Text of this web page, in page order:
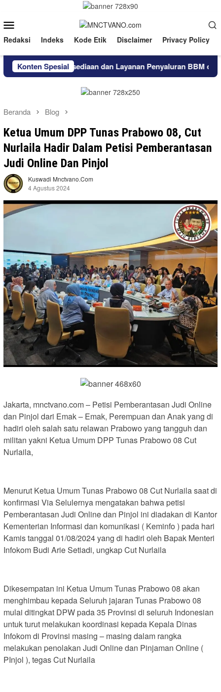
konten
Mobile
Redaksi Indeks Kode Etik Disclaimer Privacy Policy
Konten Spesial
Ketersediaan dan Layanan Penyaluran BBM di Masohi
Beranda Blog
Ketua Umum DPP Tunas Prabowo 08, Cut
Nurlaila Hadir Dalam Petisi Pemberantasan
Judi Online Dan Pinjol
Kuswadi Mnctvano.com
4 Agustus 2024
Jakarta, mnctvano.com – Petisi Pemberantasan Judi Online
dan Pinjol dari Emak – Emak, Perempuan dan Anak yang di
hadiri oleh salah satu relawan Prabowo yang tangguh dan
militan yakni Ketua Umum DPP Tunas Prabowo 08 Cut
Nurlaila,
Menurut Ketua Umum Tunas Prabowo 08 Cut Nurlaila saat di
konfirmasi Via Selulernya mengatakan bahwa petisi
Pemberantasan Judi Online dan Pinjol ini diadakan di Kantor
Kementerian Informasi dan komunikasi ( Keminfo ) pada hari
Kamis tanggal 01/08/2024 yang di hadiri oleh Bapak Menteri
Infokom Budi Arie Setiadi, ungkap Cut Nurlaila
Dikesempatan ini Ketua Umum Tunas Prabowo 08 akan
menghimbau kepada Seluruh jajaran Tunas Prabowo 08
mulai ditingkat DPW pada 35 Provinsi di seluruh Indonesian
untuk turut melakukan koordinasi kepada Kepala Dinas
Infokom di Provinsi masing – masing dalam rangka
melakukan penolakan Judi Online dan Pinjaman Online (
PInjol ), tegas Cut Nurlaila